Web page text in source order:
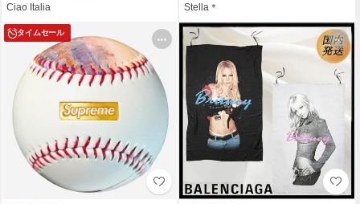
Ciao Italia Stella＊
タイムセール